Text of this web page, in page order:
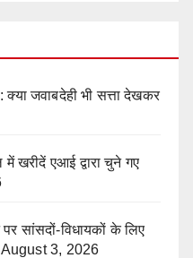
जवाबदेही भी सत्ता देखकर
खरीदें एआई द्वारा चुने गए
सांसदों-विधायकों के लिए
August 3, 2026